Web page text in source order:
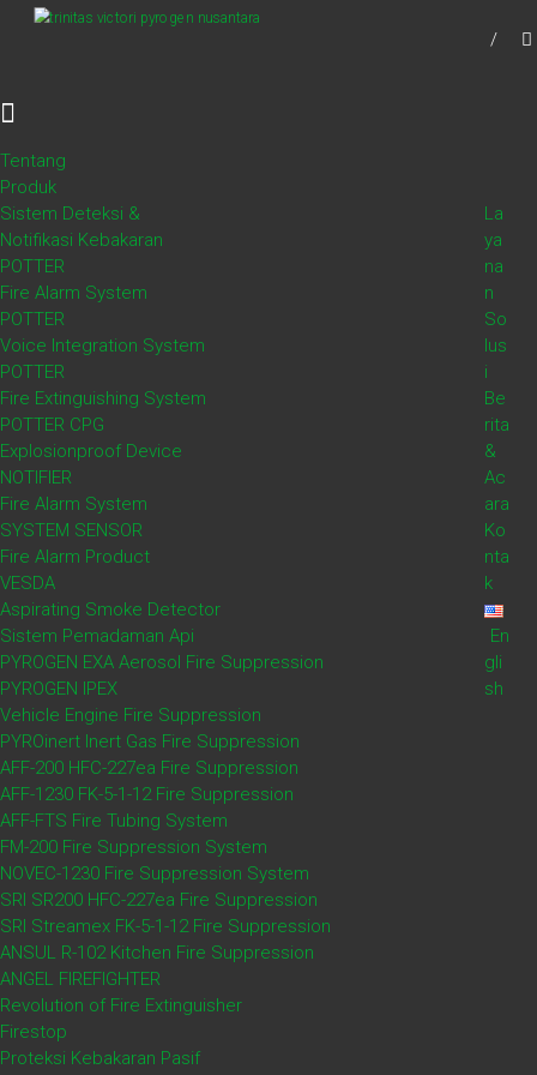
TVPN.ID
Tentang
Produk
Sistem Deteksi &
Notifikasi Kebakaran
POTTER
Fire Alarm System
POTTER
Voice Integration System
POTTER
Fire Extinguishing System
POTTER CPG
Explosionproof Device
NOTIFIER
Fire Alarm System
SYSTEM SENSOR
Fire Alarm Product
VESDA
Aspirating Smoke Detector
Sistem Pemadaman Api
PYROGEN EXA Aerosol Fire Suppression
PYROGEN IPEX
Vehicle Engine Fire Suppression
PYROinert Inert Gas Fire Suppression
AFF-200 HFC-227ea Fire Suppression
AFF-1230 FK-5-1-12 Fire Suppression
AFF-FTS Fire Tubing System
FM-200 Fire Suppression System
NOVEC-1230 Fire Suppression System
SRI SR200 HFC-227ea Fire Suppression
SRI Streamex FK-5-1-12 Fire Suppression
ANSUL R-102 Kitchen Fire Suppression
ANGEL FIREFIGHTER
Revolution of Fire Extinguisher
Firestop
Proteksi Kebakaran Pasif
La
ya
na
n
So
lus
i
Be
rita
&
Ac
ara
Ko
nta
k
En
gli
sh
Tag: Sistem Pencegahan
Kebakaran
Teknologi Hipoksia Udara untuk
Pencegahan Kebakaran
April 6, 2020 TVPN Total Fire Protection Pengetahuan
Pyroprevent Sistem Pencegahan Kebakaran Hipoksia Udara Sistem Pencegahan
Kebakaran
[wpseo_breadcrumb] TEKNOLOGI HIPOKSIA UDARA UNTUK
PENCEGAHAN KEBAKARAN Metodologi PYROprevent mencegah
pengembangan atau penyebaran api dengan menambahkan
nitrogen ke atmosfer. Sampai saat ini, fokusnya adalah
mendeteksi
Baca selengkapnya